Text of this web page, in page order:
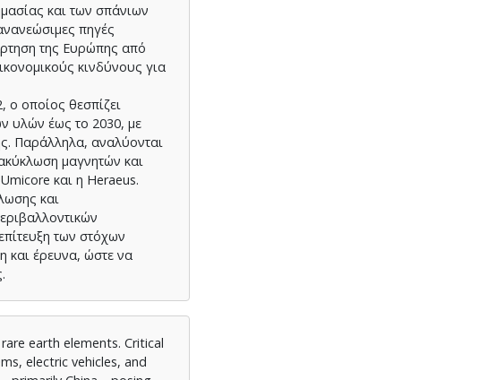
και των σπάνιων
πηγές
της Ευρώπης από
κινδύνους για
ο οποίος θεσπίζει
υλών έως το 2030, με
Παράλληλα, αναλύονται
μαγνητών και
και η Heraeus.
και
των στόχων
και έρευνα, ώστε να
earth elements. Critical
electric vehicles, and